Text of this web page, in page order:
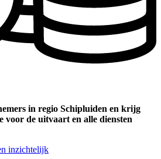
in regio Schipluiden en krijg
voor de uitvaart en alle diensten
inzichtelijk